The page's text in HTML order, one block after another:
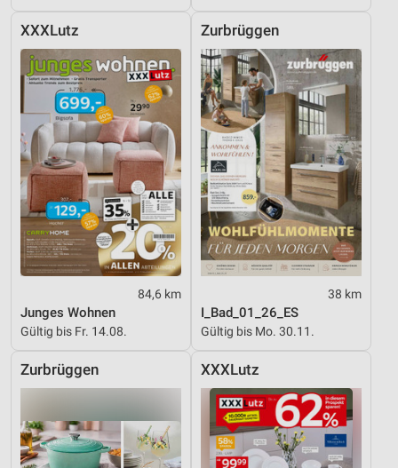
XXXLutz
84,6 km
Junges Wohnen
Gültig bis Fr. 14.08.
Zurbrüggen
38 km
I_Bad_01_26_ES
Gültig bis Mo. 30.11.
Zurbrüggen XXXLutz